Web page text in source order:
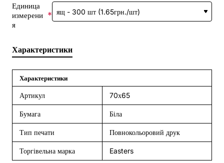
Единица
измерени
я
Характеристики
Характеристики
Артикул 70х65
Бумага Біла
Тип печати Повнокольоровий друк
Торгівельна марка Easters